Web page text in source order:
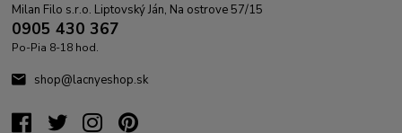
Milan Filo s.r.o. Liptovský Ján, Na ostrove 57/15
0905 430 367
Po-Pia 8-18 hod.
shop@lacnyeshop.sk